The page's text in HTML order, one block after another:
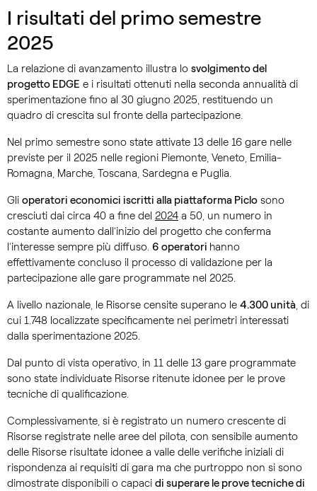
I risultati del primo semestre
2025
La relazione di avanzamento illustra lo svolgimento del
progetto EDGE e i risultati ottenuti nella seconda annualità di
sperimentazione fino al 30 giugno 2025, restituendo un
quadro di crescita sul fronte della partecipazione.
Nel primo semestre sono state attivate 13 delle 16 gare nelle
previste per il 2025 nelle regioni Piemonte, Veneto, Emilia-
Romagna, Marche, Toscana, Sardegna e Puglia.
Gli operatori economici iscritti alla piattaforma Piclo sono
cresciuti dai circa 40 a fine del 2024 a 50, un numero in
costante aumento dall’inizio del progetto che conferma
l’interesse sempre più diffuso. 6 operatori hanno
effettivamente concluso il processo di validazione per la
partecipazione alle gare programmate nel 2025.
A livello nazionale, le Risorse censite superano le 4.300 unità, di
cui 1.748 localizzate specificamente nei perimetri interessati
dalla sperimentazione 2025.
Dal punto di vista operativo, in 11 delle 13 gare programmate
sono state individuate Risorse ritenute idonee per le prove
tecniche di qualificazione.
Complessivamente, si è registrato un numero crescente di
Risorse registrate nelle aree del pilota, con sensibile aumento
delle Risorse risultate idonee a valle delle verifiche iniziali di
rispondenza ai requisiti di gara ma che purtroppo non si sono
dimostrate disponibili o capaci di superare le prove tecniche di